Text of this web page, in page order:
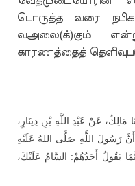
பொருத்த வரை
வஅலை(க்)கும்
காரணத்தைத்
مَالِكٌ، عَنْ عَبْدِ اللَّهِ بْنِ دِينَارٍ،
رَسُولَ اللَّهِ صَلَّى اللهُ عَلَيْهِ
يَقُولُ أَحَدُهُمْ: السَّامُ عَلَيْكَ،